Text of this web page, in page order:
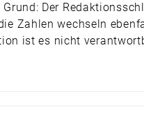
Der
Zahlen wechseln
ist es nicht